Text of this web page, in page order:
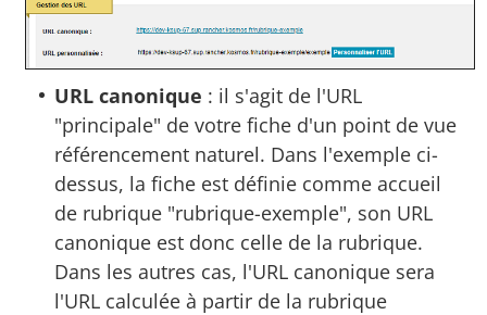
URL canonique : il s'agit de l'URL
"principale" de votre fiche d'un point de vue
référencement naturel. Dans l'exemple ci-
dessus, la fiche est définie comme accueil
de rubrique "rubrique-exemple", son URL
canonique est donc celle de la rubrique.
Dans les autres cas, l'URL canonique sera
l'URL calculée à partir de la rubrique